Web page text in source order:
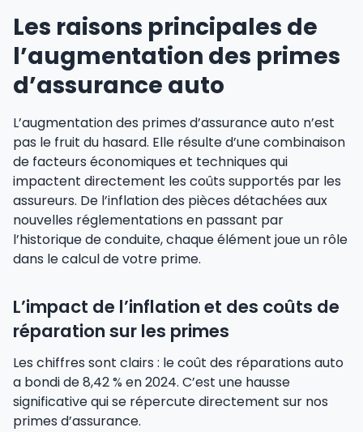
Les raisons principales de
l’augmentation des primes
d’assurance auto
L’augmentation des primes d’assurance auto n’est
pas le fruit du hasard. Elle résulte d’une combinaison
de facteurs économiques et techniques qui
impactent directement les coûts supportés par les
assureurs. De l’inflation des pièces détachées aux
nouvelles réglementations en passant par
l’historique de conduite, chaque élément joue un rôle
dans le calcul de votre prime.
L’impact de l’inflation et des coûts de
réparation sur les primes
Les chiffres sont clairs : le coût des réparations auto
a bondi de 8,42 % en 2024. C’est une hausse
significative qui se répercute directement sur nos
primes d’assurance.